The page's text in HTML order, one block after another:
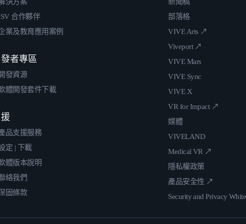
合作夥伴
業及教育應用案例
者專區
發資源
體開發套件下載
品支援服務
定 | 下載
體版本說明
絡我們
固條款
部落格
VIVE Arts ↗
Viveport ↗
VIVE Mars
VIVE Sync
VIVE X
VR for Impact ↗
媒體
VIVELAND
Medical VR ↗
隱私權政策
產品安全性 ↗
Security and Privacy